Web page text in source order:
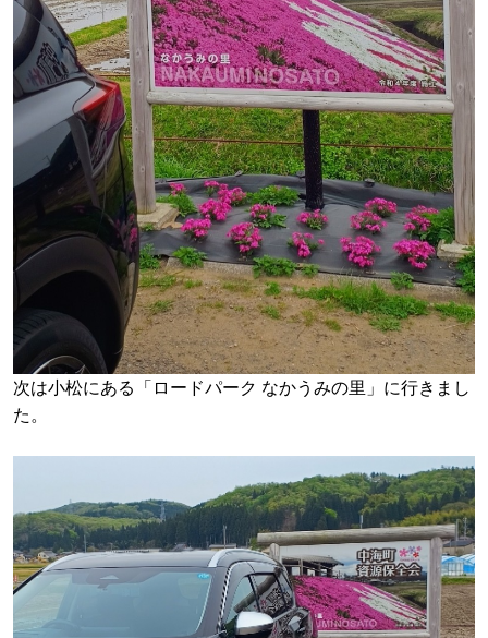
次は小松にある「ロードパーク なかうみの里」に行きまし
た。